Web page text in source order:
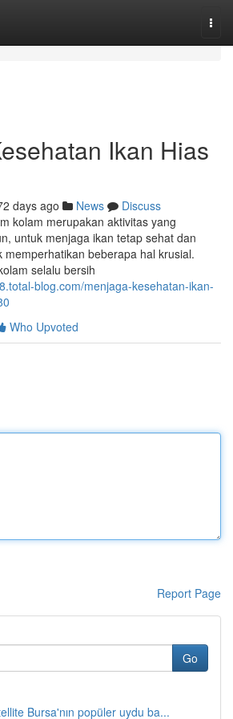
Ikan Hias
days ago News
Discuss
kolam merupakan aktivitas yang
untuk menjaga ikan tetap sehat dan
beberapa hal krusial.
selalu bersih
blog.com/menjaga-kesehatan-ikan-
Who Upvoted
Report Page
Go
Bursa'nın popüler uydu ba...